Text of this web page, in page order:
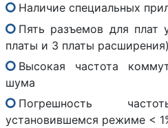
Наличие специальных
Пять разъемов для плат
платы и 3 платы расширения)
Высокая частота
шума
Погрешность
установившемся режиме <